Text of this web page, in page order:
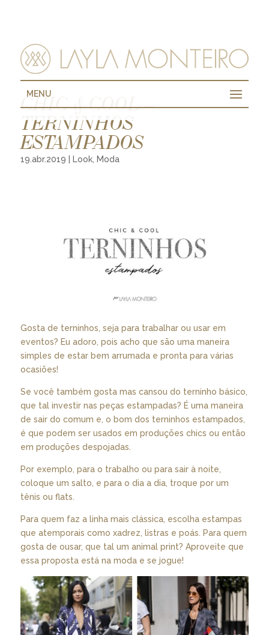
MENU
CHIC & COOL –
TERNINHOS
ESTAMPADOS
19.abr.2019 Look, Moda
Gosta de terninhos, seja para trabalhar ou usar em
eventos? Eu adoro, pois acho que são uma maneira
simples de estar bem arrumada e pronta para várias
ocasiões!
Se você também gosta mas cansou do terninho básico,
que tal investir nas peças estampadas? É uma maneira
de sair do comum e, o bom dos terninhos estampados,
é que podem ser usados em produções chics ou então
em produções despojadas.
Por exemplo, para o trabalho ou para sair à noite,
coloque um salto, e para o dia a dia, troque por um
tênis ou flats.
Para quem faz a linha mais clássica, escolha estampas
que atemporais como xadrez, listras e poás. Para quem
gosta de ousar, que tal um animal print? Aproveite que
essa proposta está na moda e se jogue!